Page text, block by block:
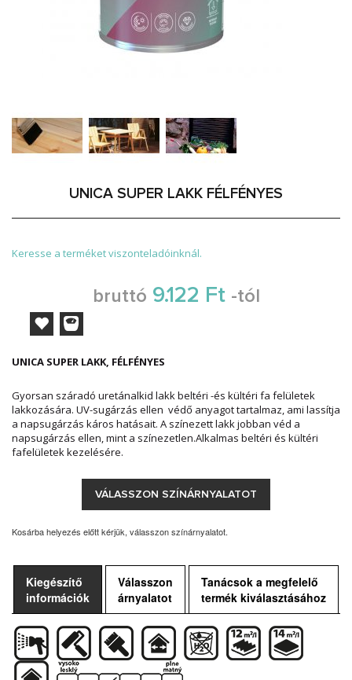
UNICA SUPER LAKK FÉLFÉNYES
Keresse a terméket viszonteladóinknál.
bruttó 9.122 Ft -tól
UNICA SUPER LAKK, FÉLFÉNYES
Gyorsan száradó uretánalkid lakk beltéri -és kültéri fa felületek
lakkozására. UV-sugárzás ellen védő anyagot tartalmaz, ami lassítja
a napsugárzás káros hatásait. A színezett lakk jobban véd a
napsugárzás ellen, mint a színezetlen.Alkalmas beltéri és kültéri
fafelületek kezelésére.
VÁLASSZON SZÍNÁRNYALATOT
Kosárba helyezés előtt kérjük, válasszon színárnyalatot.
Kiegészítő
információk
Válasszon
árnyalatot
Tanácsok a megfelelő
termék kiválasztásához